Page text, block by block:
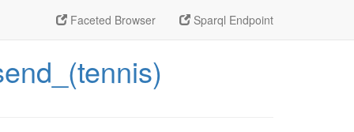
Faceted Browser Sparql Endpoint